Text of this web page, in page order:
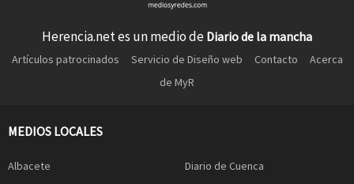
Herencia.net es un medio de Diario de la mancha
Artículos patrocinados Servicio de Diseño web Contacto
Acerca
de MyR
MEDIOS LOCALES
Albacete
Diario de Cuenca